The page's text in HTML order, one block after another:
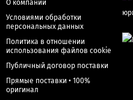
О компании
Условиями обработки
персональных данных
Политика в отношении
использования файлов cookie
Публичный договор поставки
Прямые поставки • 100%
оригинал